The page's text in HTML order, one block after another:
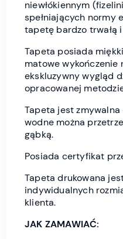
niewłókiennym
spełniających normy
tapetę bardzo trwałą
Tapeta posiada
matowe wykończenie
ekskluzywny wygląd
opracowanej
Tapeta jest
wodne można
gąbką.
Posiada certyfikat
Tapeta drukowana
indywidualnych
klienta.
JAK ZAMAWIAĆ: